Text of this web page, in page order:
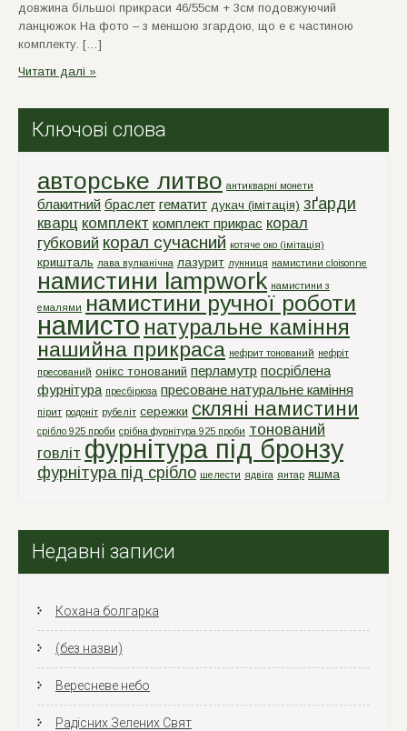
довжина бiльшоi прикраси 46/55см + 3см подовжуючий
ланцюжок На фото – з меншою згардою, що е є частиною
комплекту. […]
Читати далі »
Ключові слова
авторське литво антикварні монети
блакитний браслет гематит дукач (імітація) зґарди
кварц комплект комплект прикрас корал
губковий корал сучасний котяче око (імітація)
кришталь лава вулканічна лазурит лунниця намистини cloisonne
намистини lampwork намистини з
емалями намистини ручної роботи
намисто натуральне каміння
нашийна прикраса нефрит тонований нефріт
пресований онікс тонований перламутр посріблена
фурнітура пресбірюза пресоване натуральне каміння
пірит родоніт рубеліт сережки скляні намистини
срiбло 925 проби срiбна фурнiтура 925 проби тонований
говліт фурнітура під бронзу
фурнітура під срібло шелести ядвіга янтар яшма
Недавні записи
Кохана болгарка
(без назви)
Вересневе небо
Радісних Зелених Свят